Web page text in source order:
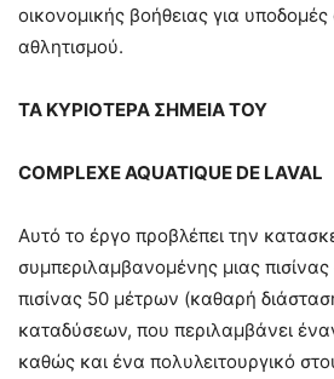
οικονομικής βοήθειας για
αθλητισμού.
ΤΑ ΚΥΡΙΟΤΕΡΑ ΣΗΜΕΙΑ ΤΟΥ
COMPLEXE AQUATIQUE DE LAVAL
Αυτό το έργο προβλέπει την
συμπεριλαμβανομένης μιας
πισίνας 50 μέτρων (καθαρή
καταδύσεων, που περιλαμβάνει
καθώς και ένα πολυλειτουργικό